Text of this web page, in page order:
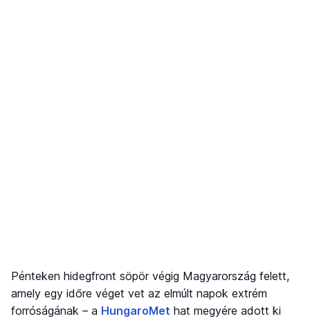
Pénteken hidegfront söpör végig Magyarország felett,
amely egy időre véget vet az elmúlt napok extrém
forróságának – a HungaroMet hat megyére adott ki